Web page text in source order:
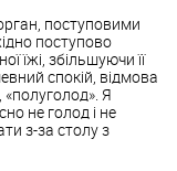
поступовими
поступово
їжі, збільшуючи її
спокій, відмова
Я
не голод і не
з-за столу з